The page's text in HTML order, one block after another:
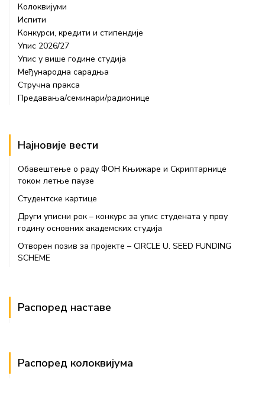
Колоквијуми
Испити
Конкурси, кредити и стипендије
Упис 2026/27
Упис у више године студија
Међународна сарадња
Стручна пракса
Предавања/семинари/радионице
Најновије вести
Обавештење о раду ФОН Књижаре и Скриптарнице
током летње паузе
Студентске картице
Други уписни рок – конкурс за упис студената у прву
годину основних академских студија
Отворен позив за пројекте – CIRCLE U. SEED FUNDING
SCHEME
Распоред наставе
Распоред колоквијума